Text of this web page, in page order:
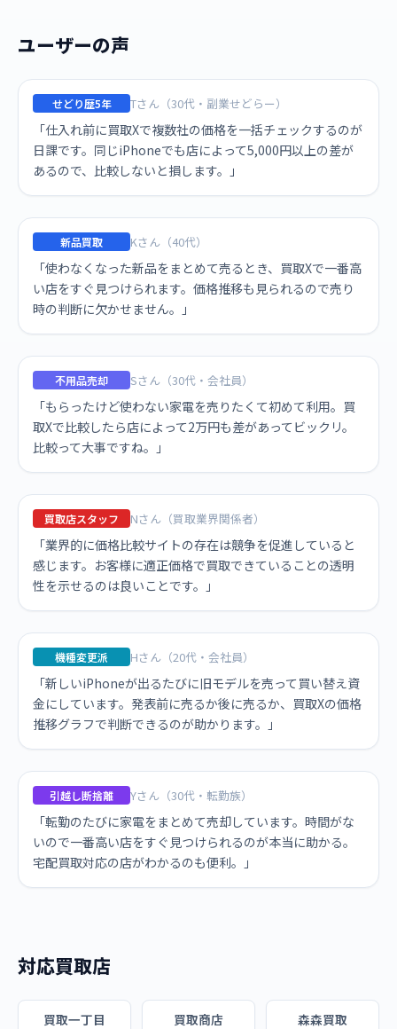
ユーザーの声
せどり歴5年 Tさん（30代・副業せどらー）
「仕入れ前に買取Xで複数社の価格を一括チェックするのが
日課です。同じiPhoneでも店によって5,000円以上の差が
あるので、比較しないと損します。」
新品買取 Kさん（40代）
「使わなくなった新品をまとめて売るとき、買取Xで一番高
い店をすぐ見つけられます。価格推移も見られるので売り
時の判断に欠かせません。」
不用品売却 Sさん（30代・会社員）
「もらったけど使わない家電を売りたくて初めて利用。買
取Xで比較したら店によって2万円も差があってビックリ。
比較って大事ですね。」
買取店スタッフ Nさん（買取業界関係者）
「業界的に価格比較サイトの存在は競争を促進していると
感じます。お客様に適正価格で買取できていることの透明
性を示せるのは良いことです。」
機種変更派 Hさん（20代・会社員）
「新しいiPhoneが出るたびに旧モデルを売って買い替え資
金にしています。発表前に売るか後に売るか、買取Xの価格
推移グラフで判断できるのが助かります。」
引越し断捨離 Yさん（30代・転勤族）
「転勤のたびに家電をまとめて売却しています。時間がな
いので一番高い店をすぐ見つけられるのが本当に助かる。
宅配買取対応の店がわかるのも便利。」
対応買取店
買取一丁目 買取商店 森森買取